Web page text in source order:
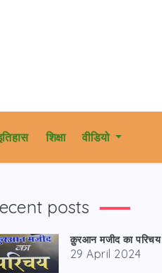
शिक्षा वीडियो
posts
क़ुरआन मजीद का परिचय
29 April 2024